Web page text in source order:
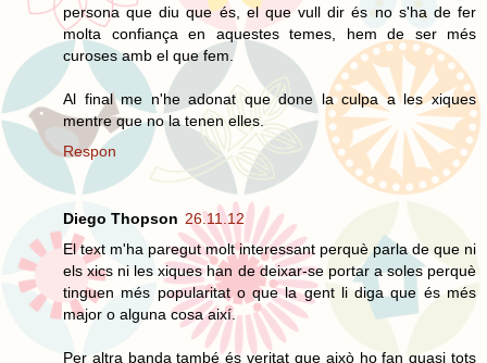
persona que diu que és, el que vull dir és no s'ha de fer
molta confiança en aquestes temes, hem de ser més
curoses amb el que fem.
Al final me n'he adonat que done la culpa a les xiques
mentre que no la tenen elles.
Respon
Diego Thopson 26.11.12
El text m'ha paregut molt interessant perquè parla de que ni
els xics ni les xiques han de deixar-se portar a soles perquè
tinguen més popularitat o que la gent li diga que és més
major o alguna cosa així.
Per altra banda també és veritat que això ho fan quasi tots